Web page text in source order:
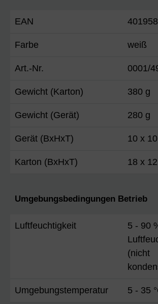
EAN
Farbe weiß
Art.-Nr. 0001/
Gewicht (Karton) 380 g
Gewicht (Gerät) 280 g
Gerät (BxHxT) 10 x
Karton (BxHxT) 18 x
Umgebungsbedingungen Betrieb
Luftfeuchtigkeit
5 - 90
(nicht
Umgebungstemperatur 5 - 35